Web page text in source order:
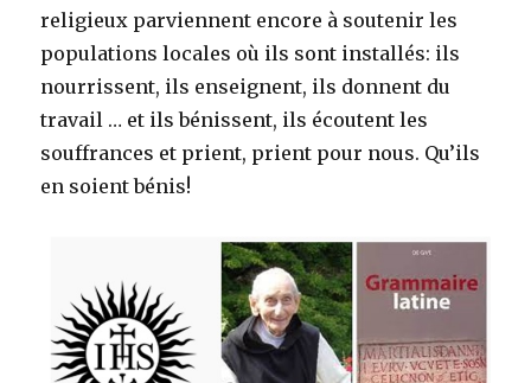
religieux parviennent encore à soutenir les
populations locales où ils sont installés: ils
nourrissent, ils enseignent, ils donnent du
travail … et ils bénissent, ils écoutent les
souffrances et prient, prient pour nous. Qu’ils
en soient bénis!